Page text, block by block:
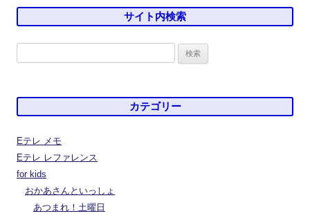
サイト内検索
カテゴリー
Eテレ メモ
Eテレ レファレンス
for kids
おかあさんといっしょ
あつまれ！土曜日